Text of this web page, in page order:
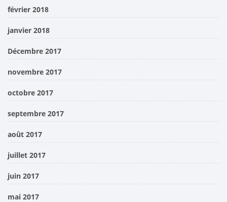
février 2018
janvier 2018
Décembre 2017
novembre 2017
octobre 2017
septembre 2017
août 2017
juillet 2017
juin 2017
mai 2017